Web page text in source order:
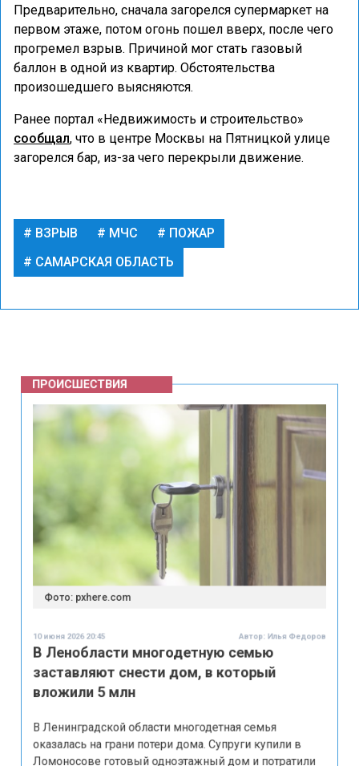
Предварительно, сначала загорелся супермаркет на
первом этаже, потом огонь пошел вверх, после чего
прогремел взрыв. Причиной мог стать газовый
баллон в одной из квартир. Обстоятельства
произошедшего выясняются.
Ранее портал «Недвижимость и строительство»
сообщал, что в центре Москвы на Пятницкой улице
загорелся бар, из-за чего перекрыли движение.
ВЗРЫВ МЧС
ПОЖАР
САМАРСКАЯ ОБЛАСТЬ
ПРОИСШЕСТВИЯ
Фото: pxhere.com
10 июня 2026 20:45
заставляют снести дом, в который
вложили 5 млн
В Ленинградской области многодетная семья
оказалась на грани потери дома. Супруги купили в
Ломоносове готовый одноэтажный дом и потратили
на его перестройку 5 миллионов рублей. Они хотели